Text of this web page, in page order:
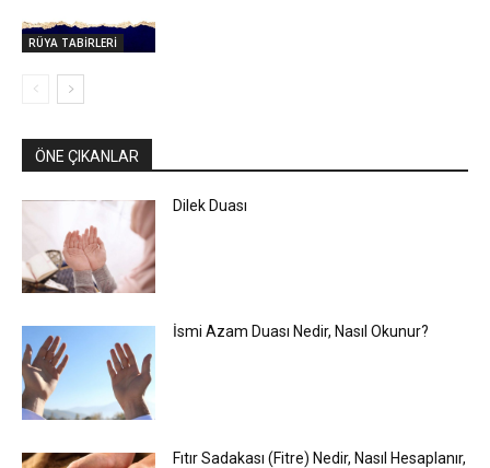
RÜYA TABİRLERİ
ÖNE ÇIKANLAR
Dilek Duası
İsmi Azam Duası Nedir, Nasıl Okunur?
Fıtır Sadakası (Fitre) Nedir, Nasıl Hesaplanır,